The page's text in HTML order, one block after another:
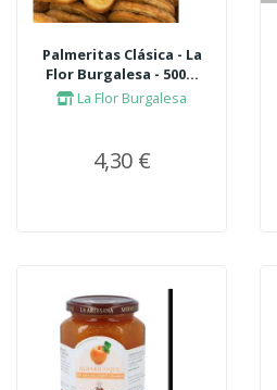
Palmeritas Clásica - La
Flor Burgalesa - 500...
La Flor Burgalesa
4,30 €